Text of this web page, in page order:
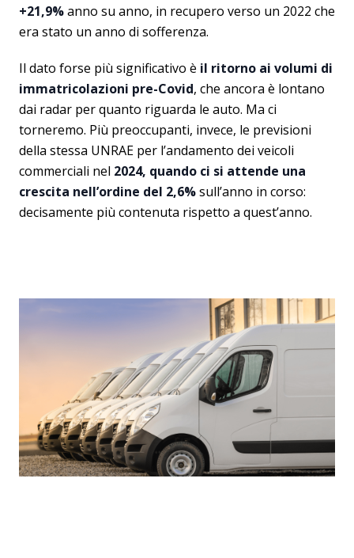
+21,9%anno su anno, in recupero verso un 2022 che
era stato un anno di sofferenza.
Il dato forse più significativo è il ritorno ai volumi di
immatricolazioni pre-Covid, che ancora è lontano
dai radar per quanto riguarda le auto. Ma ci
torneremo. Più preoccupanti, invece, le previsioni
della stessa UNRAE per l’andamento dei veicoli
commerciali nel 2024, quando ci si attende una
crescita nell’ordine del 2,6%sull’anno in corso:
decisamente più contenuta rispetto a quest’anno.